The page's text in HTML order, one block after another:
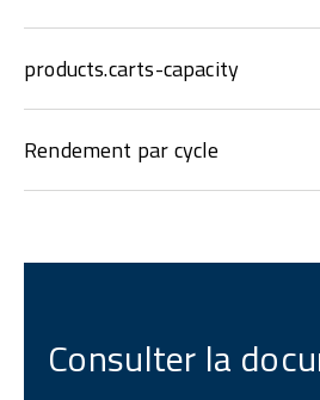
products.carts-capacity
Rendement par cycle
Consulter la